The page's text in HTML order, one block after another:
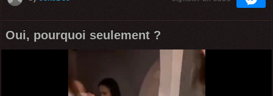
Oui, pourquoi seulement ?